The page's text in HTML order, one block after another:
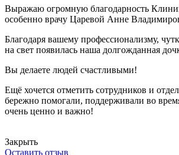
Выражаю огромную благодарность
особенно врачу Царевой Анне
Благодаря вашему профессионализму,
на свет появилась наша долгожданная
Вы делаете людей счастливыми!
Ещё хочется отметить сотрудников и
бережно помогали, поддерживали во
очень ценно и важно!
Закрыть
Оставить отзыв